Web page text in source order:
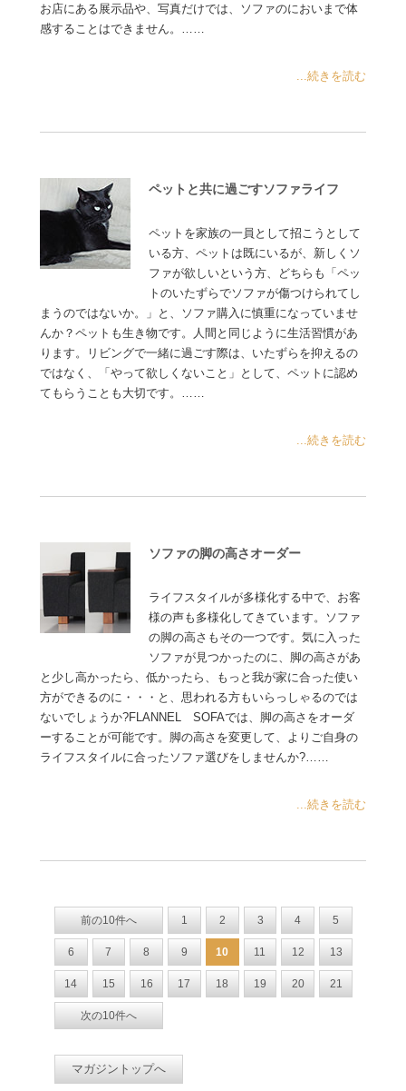
お店にある展示品や、写真だけでは、ソファのにおいまで体
感することはできません。……
...続きを読む
ペットと共に過ごすソファライフ
ペットを家族の一員として招こうとして
いる方、ペットは既にいるが、新しくソ
ファが欲しいという方、どちらも「ペッ
トのいたずらでソファが傷つけられてし
まうのではないか。」と、ソファ購入に慎重になっていませ
んか？ペットも生き物です。人間と同じように生活習慣があ
ります。リビングで一緒に過ごす際は、いたずらを抑えるの
ではなく、「やって欲しくないこと」として、ペットに認め
てもらうことも大切です。……
...続きを読む
ソファの脚の高さオーダー
ライフスタイルが多様化する中で、お客
様の声も多様化してきています。ソファ
の脚の高さもその一つです。気に入った
ソファが見つかったのに、脚の高さがあ
と少し高かったら、低かったら、もっと我が家に合った使い
方ができるのに・・・と、思われる方もいらっしゃるのでは
ないでしょうか?FLANNEL SOFAでは、脚の高さをオーダ
ーすることが可能です。脚の高さを変更して、よりご自身の
ライフスタイルに合ったソファ選びをしませんか?……
...続きを読む
前の10件へ 1 2 3 4 5
6 7 8 9 10 11 12 13
14 15 16 17 18 19 20 21
次の10件へ
マガジントップへ